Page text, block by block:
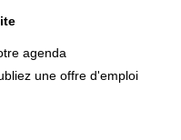
agenda
une offre d'emploi